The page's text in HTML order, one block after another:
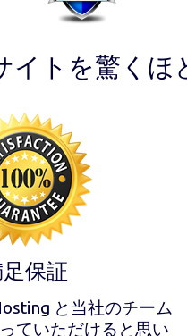
イトを驚くほ
保証
と当社のチーム
ていただけると思い